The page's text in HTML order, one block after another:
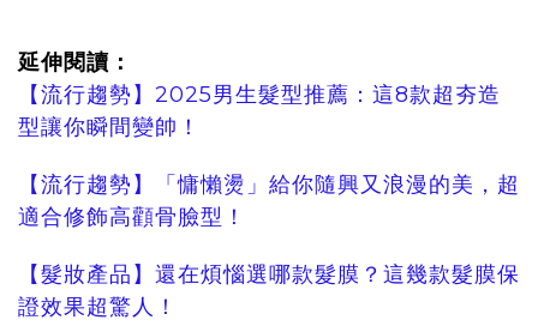
延伸閱讀：
【流行趨勢】2025男生髮型推薦：這8款超夯造
型讓你瞬間變帥！
【流行趨勢】「慵懶燙」給你隨興又浪漫的美，超
適合修飾高顴骨臉型！
【髮妝產品】還在煩惱選哪款髮膜？這幾款髮膜保
證效果超驚人！